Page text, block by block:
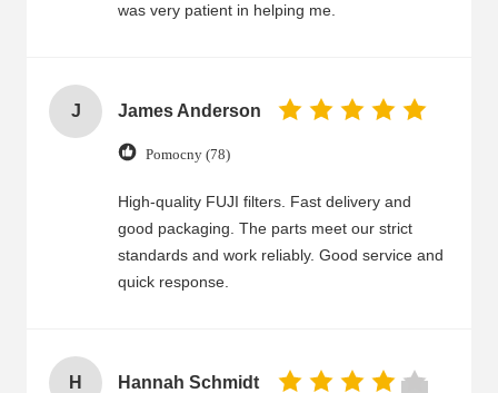
was very patient in helping me.
J James Anderson
Pomocny (78)
High-quality FUJI filters. Fast delivery and
good packaging. The parts meet our strict
standards and work reliably. Good service and
quick response.
H Hannah Schmidt